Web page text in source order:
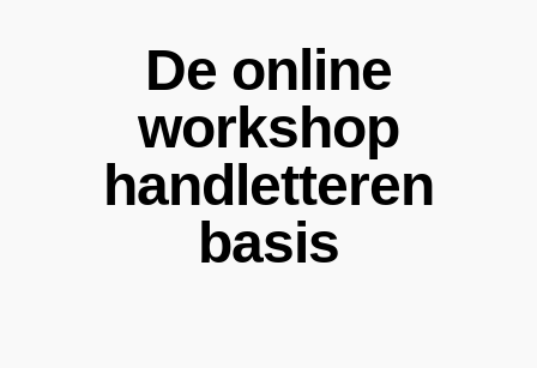
De online
workshop
handletteren
basis